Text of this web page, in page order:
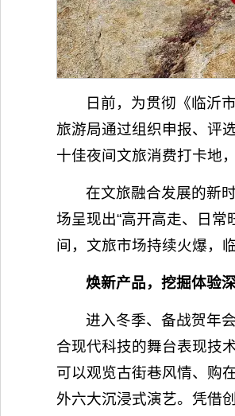
日前，为贯彻《临沂
旅游局通过组织申报、评
十佳夜间文旅消费打卡地
在文旅融合发展的新
场呈现出“高开高走、日
间，文旅市场持续火爆，
焕新产品，挖掘体验
进入冬季、备战贺年
合现代科技的舞台表现技
可以观览古街巷风情、购
外六大沉浸式演艺。凭借